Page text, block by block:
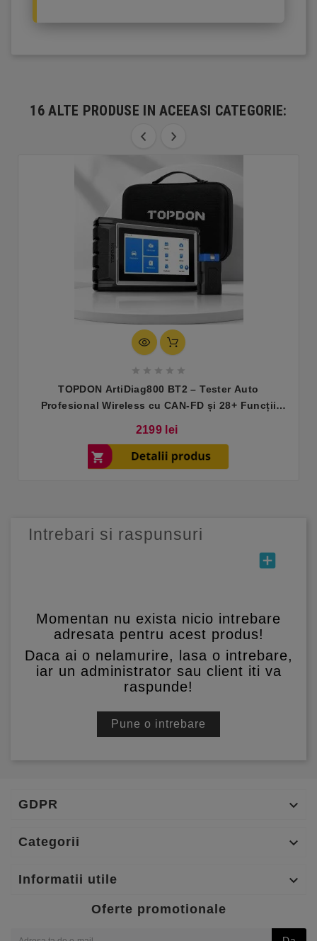
16 ALTE PRODUSE IN ACEEASI CATEGORIE:
    
TOPDON ArtiDiag800 BT2 – Tester Auto
Profesional Wireless cu CAN-FD și 28+ Funcții
2199 lei
Intrebari si raspunsuri
add_box
Momentan nu exista nicio intrebare
adresata pentru acest produs!
Daca ai o nelamurire, lasa o intrebare,
iar un administrator sau client iti va
raspunde!
Pune o intrebare
GDPR 
Categorii 
Informatii utile 
Oferte promotionale